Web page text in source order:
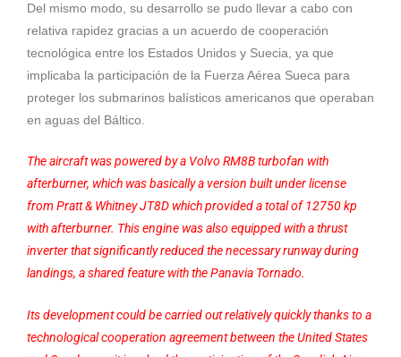
Del mismo modo, su desarrollo se pudo llevar a cabo con
relativa rapidez gracias a un acuerdo de cooperación
tecnológica entre los Estados Unidos y Suecia, ya que
implicaba la participación de la Fuerza Aérea Sueca para
proteger los submarinos balísticos americanos que operaban
en aguas del Báltico.
The aircraft was powered by a Volvo RM8B turbofan with
afterburner, which was basically a version built under license
from Pratt & Whitney JT8D which provided a total of 12750 kp
with afterburner. This engine was also equipped with a thrust
inverter that significantly reduced the necessary runway during
landings, a shared feature with the Panavia Tornado.
Its development could be carried out relatively quickly thanks to a
technological cooperation agreement between the United States